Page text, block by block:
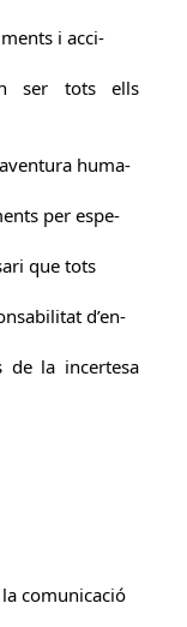
i acci-
ser tots ells
huma-
per espe-
que tots
d’en-
de la incertesa
comunicació